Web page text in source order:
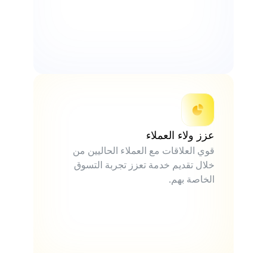
عزز ولاء العملاء
قوي العلاقات مع العملاء الحاليين من
خلال تقديم خدمة تعزز تجربة التسوق
الخاصة بهم.